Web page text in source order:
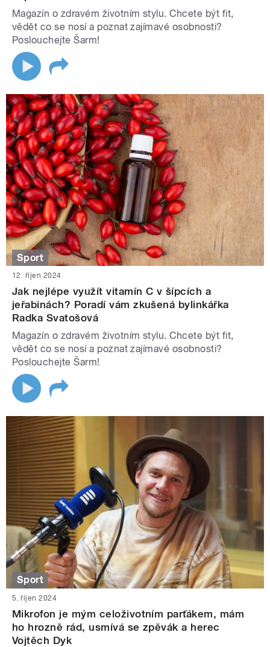
Magazín o zdravém životním stylu. Chcete být fit,
vědět co se nosí a poznat zajímavé osobnosti?
Poslouchejte Šarm!
Sport
12. říjen 2024
Jak nejlépe využít vitamín C v šípcích a
jeřabinách? Poradí vám zkušená bylinkářka
Radka Svatošová
Magazín o zdravém životním stylu. Chcete být fit,
vědět co se nosí a poznat zajímavé osobnosti?
Poslouchejte Šarm!
Sport
5. říjen 2024
Mikrofon je mým celoživotním parťákem, mám
ho hrozně rád, usmívá se zpěvák a herec
Vojtěch Dyk